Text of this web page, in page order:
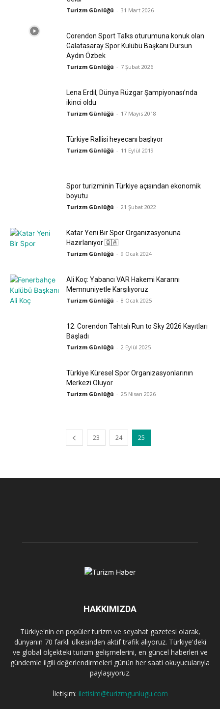
Turizm Günlüğü - 31 Mart 2026
Corendon Sport Talks oturumuna konuk olan
Galatasaray Spor Kulübü Başkanı Dursun
Aydın Özbek
Turizm Günlüğü - 7 Şubat 2026
Lena Erdil, Dünya Rüzgar Şampiyonası’nda
ikinci oldu
Turizm Günlüğü - 17 Mayıs 2018
Türkiye Rallisi heyecanı başlıyor
Turizm Günlüğü - 11 Eylül 2019
Spor turizminin Türkiye açısından ekonomik
boyutu
Turizm Günlüğü - 21 Şubat 2022
Katar Yeni Bir Spor Organizasyonuna
Hazırlanıyor 🇶🇦
Turizm Günlüğü - 9 Ocak 2024
Ali Koç: Yabancı VAR Hakemi Kararını
Memnuniyetle Karşılıyoruz
Turizm Günlüğü - 8 Ocak 2025
12. Corendon Tahtalı Run to Sky 2026 Kayıtları
Başladı
Turizm Günlüğü - 2 Eylül 2025
Türkiye Küresel Spor Organizasyonlarının
Merkezi Oluyor
Turizm Günlüğü - 25 Nisan 2026
23 24 25
HAKKIMIZDA
Türkiye'nin en popüler turizm ve seyahat gazetesi olarak,
dünyanın 70 farklı ülkesinden aktif trafik alıyoruz. Türkiye'deki
ve global ölçekteki turizm gelişmelerini, en güncel haberleri ve
gündemle ilgili değerlendirmeleri günün her saati okuyucularıyla
paylaşıyoruz.
İletişim: iletisim@turizmgunlugu.com